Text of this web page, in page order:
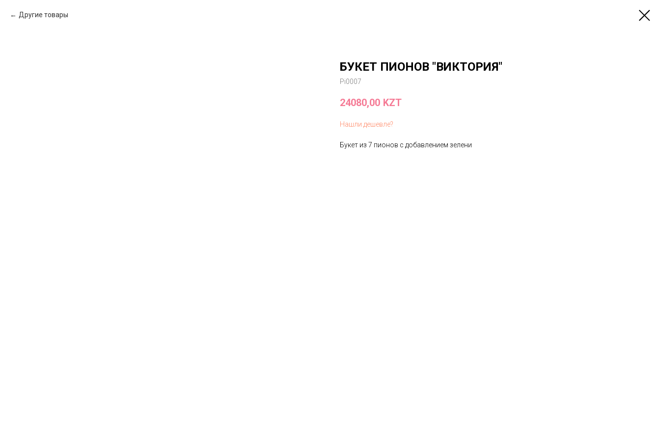
Другие товары
БУКЕТ ПИОНОВ "ВИКТОРИЯ"
Pi0007
24080,00 KZT
Нашли дешевле?
Букет из 7 пионов с добавлением зелени